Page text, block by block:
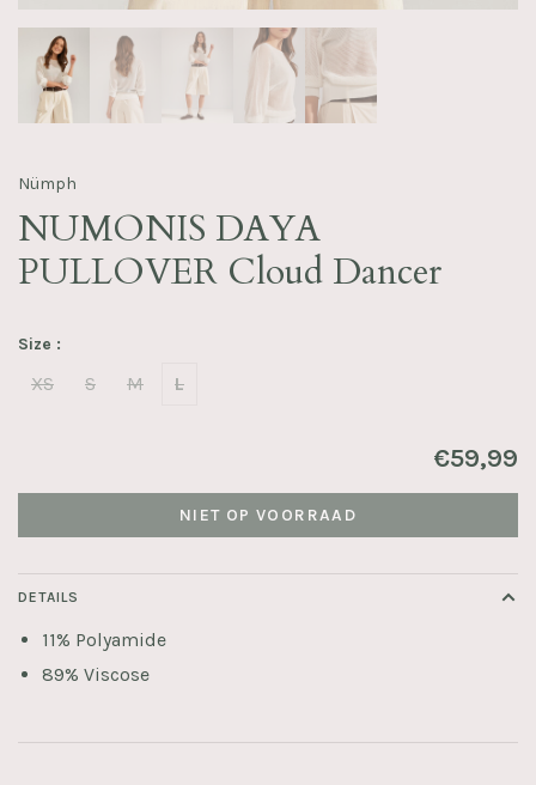
Nümph
NUMONIS DAYA
PULLOVER Cloud Dancer
Size :
XS S M L
€59,99
NIET OP VOORRAAD
DETAILS
11% Polyamide
89% Viscose